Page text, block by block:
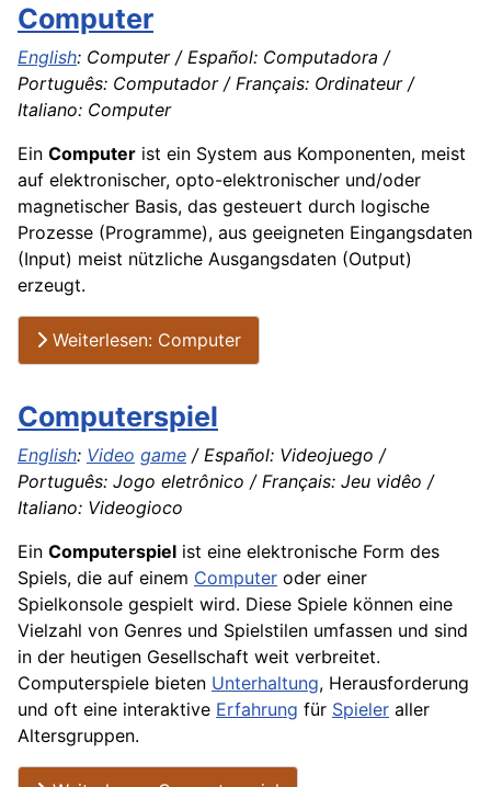
Computer
English: Computer / Español: Computadora /
Português: Computador / Français: Ordinateur /
Italiano: Computer
Ein Computer ist ein System aus Komponenten, meist
auf elektronischer, opto-elektronischer und/oder
magnetischer Basis, das gesteuert durch logische
Prozesse (Programme), aus geeigneten Eingangsdaten
(Input) meist nützliche Ausgangsdaten (Output)
erzeugt.
Weiterlesen: Computer
Computerspiel
English: Video game / Español: Videojuego /
Português: Jogo eletrônico / Français: Jeu vidêo /
Italiano: Videogioco
Ein Computerspiel ist eine elektronische Form des
Spiels, die auf einem Computer oder einer
Spielkonsole gespielt wird. Diese Spiele können eine
Vielzahl von Genres und Spielstilen umfassen und sind
in der heutigen Gesellschaft weit verbreitet.
Computerspiele bieten Unterhaltung, Herausforderung
und oft eine interaktive Erfahrung für Spieler aller
Altersgruppen.